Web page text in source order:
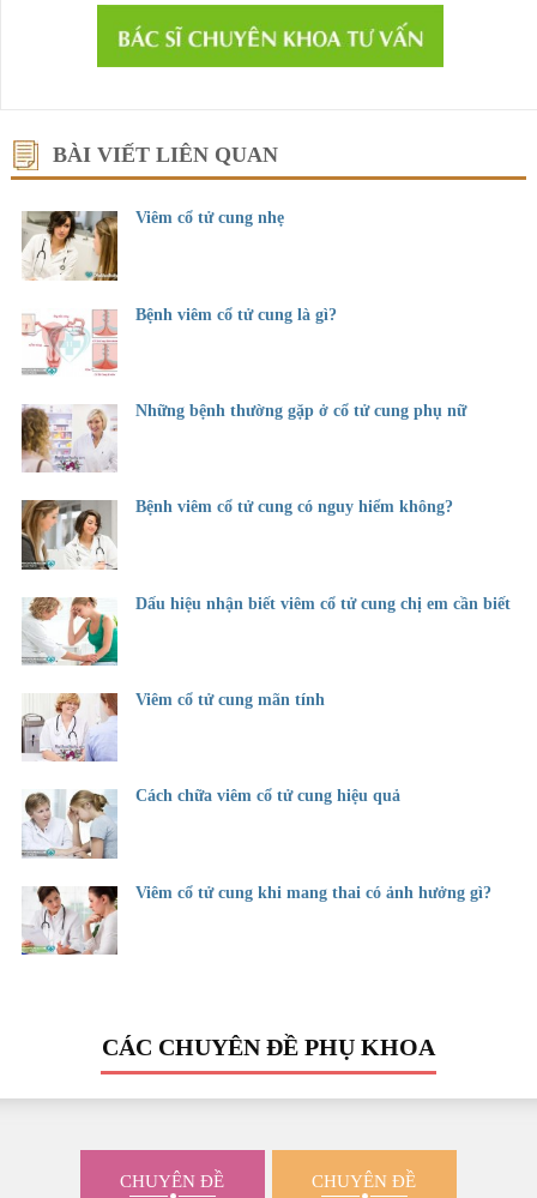
BÀI VIẾT LIÊN QUAN
Viêm cổ tử cung nhẹ
Bệnh viêm cổ tử cung là gì?
Những bệnh thường gặp ở cổ tử cung phụ nữ
Bệnh viêm cổ tử cung có nguy hiểm không?
Dấu hiệu nhận biết viêm cổ tử cung chị em cần biết
Viêm cổ tử cung mãn tính
Cách chữa viêm cổ tử cung hiệu quả
Viêm cổ tử cung khi mang thai có ảnh hưởng gì?
CÁC CHUYÊN ĐỀ PHỤ KHOA
CHUYÊN ĐỀ
CHUYÊN ĐỀ